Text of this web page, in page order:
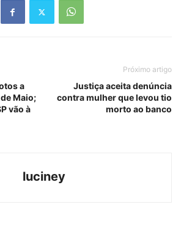
a
Maio;
vão à
Próximo artigo
Justiça aceita denúncia
contra mulher que levou tio
morto ao banco
luciney